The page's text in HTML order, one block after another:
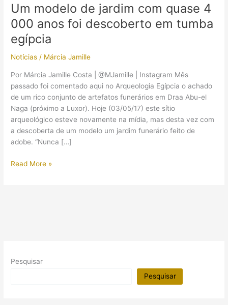
Um modelo de jardim com quase 4
000 anos foi descoberto em tumba
egípcia
Notícias / Márcia Jamille
Por Márcia Jamille Costa | @MJamille | Instagram Mês
passado foi comentado aqui no Arqueologia Egípcia o achado
de um rico conjunto de artefatos funerários em Draa Abu-el
Naga (próximo a Luxor). Hoje (03/05/17) este sítio
arqueológico esteve novamente na mídia, mas desta vez com
a descoberta de um modelo um jardim funerário feito de
adobe. “Nunca […]
Um
foi
Read More »
Pesquisar
Pesquisar